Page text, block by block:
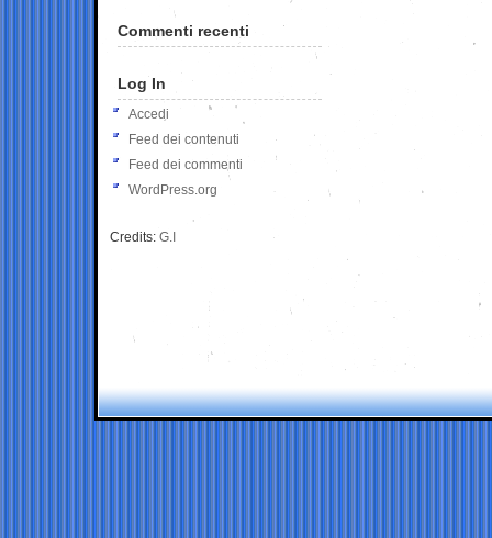
Commenti recenti
Log In
Accedi
Feed dei contenuti
Feed dei commenti
WordPress.org
Credits: G.I